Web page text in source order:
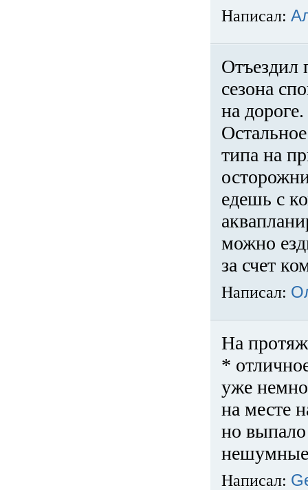
Написал:
Отъездил
сезона
на
типа на
едешь с
можно
за счет
Написал:
На
*
уже
на месте
но
нешумные
Написал: